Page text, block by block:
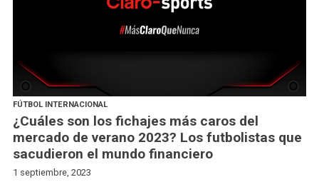
FÚTBOL INTERNACIONAL
¿Cuáles son los fichajes más caros del
mercado de verano 2023? Los futbolistas que
sacudieron el mundo financiero
1 septiembre, 2023